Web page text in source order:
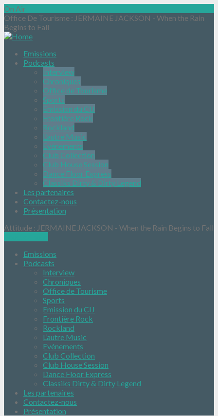
On Air
Office De Tourisme : JERMAINE JACKSON - When the Rain
Begins to Fall
Emissions
Podcasts
Interview
Chroniques
Office de Tourisme
Sports
Emission du CIJ
Frontière Rock
Rockland
L’autre Music
Evénements
Club Collection
Club House Session
Dance Floor Express
Classiks Dirty & Dirty Legend
Les partenaires
Contactez-nous
Présentation
Attitude : JERMAINE JACKSON - When the Rain Begins to Fall
Emissions
Podcasts
Interview
Chroniques
Office de Tourisme
Sports
Emission du CIJ
Frontière Rock
Rockland
L’autre Music
Evénements
Club Collection
Club House Session
Dance Floor Express
Classiks Dirty & Dirty Legend
Les partenaires
Contactez-nous
Présentation